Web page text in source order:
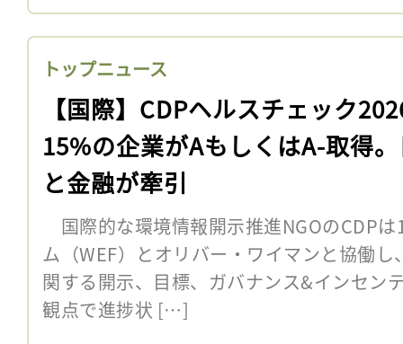
トップニュース
【国際】CDPヘルスチェック
15%の企業がAもしくはA-取得
と金融が牽引
国際的な環境情報開示推進NGOのCDP
ム（WEF）とオリバー・ワイマンと協働
関する開示、目標、ガバナンス&インセン
観点で進捗状 […]